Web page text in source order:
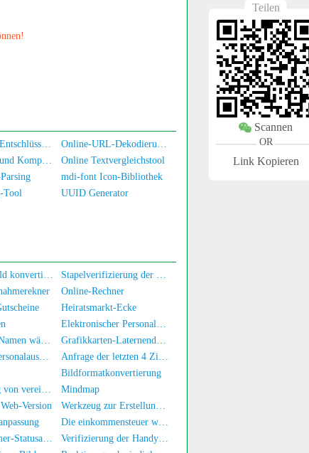
Morse-Code-Entschlüsselung
Online-URL-Dekodierung/Kodierung
CSS-Layout und Komprimierung
Online Textvergleichstool
mdi-font Icon-Bibliothek
Tool UUID Generator
Base64 zu Bild konvertieren
Stapelverifizierung der Real-Name-Authentifizierung für Mobilnummern/Ausweiskarten
Online-Rechner
Heiratsmarkt-Ecke
Elektronischer Personalausweis
Einen guten Namen wählen
Grafikkarten-Laternendiagramm
Erhalt von Personalausweisinformationen
Anfrage der letzten 4 Ziffern des Personalausweises
Bildformatkonvertierung
Umwandlung von vereinfachtem zu traditionellem Chinesisch
Mindmap
Version
Werkzeug zur Erstellung von Namensstempeln
Die einkommensteuer wird online berechnet
Telefonnummer-Statusabfrage
Verifizierung der Handynummer und des Namens
Teilen
Scannen
OR
Link Kopieren